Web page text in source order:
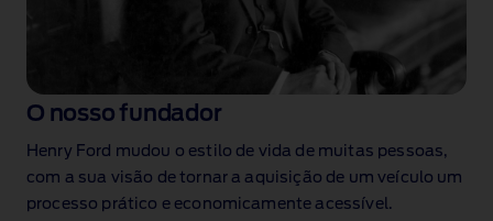
O nosso fundador
Henry Ford mudou o estilo de vida de muitas pessoas,
com a sua visão de tornar a aquisição de um veículo um
processo prático e economicamente acessível.